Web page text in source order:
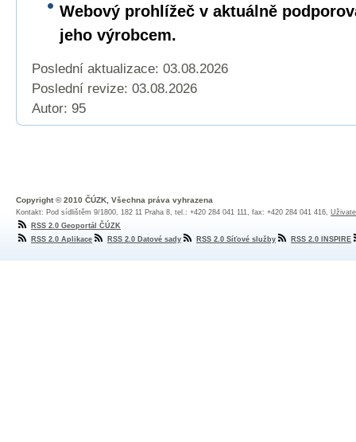
Webový prohlížeč v aktuálně
jeho výrobcem.
Poslední aktualizace: 03.08.2026
Poslední revize: 03.08.2026
Autor: 95
Copyright © 2010 ČÚZK, Všechna práva vyhrazena
Kontakt: Pod sídlištěm 9/1800, 182 11 Praha 8, tel.: +420 284 041 111, fax: +420 284 041 416,
RSS 2.0 Geoportál ČÚZK
RSS 2.0 Aplikace
RSS 2.0 Datové sady RSS 2.0 Síťové služby RSS 2.0 INSPIRE